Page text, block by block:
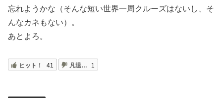
忘れようかな（そんな短い世界一周クルーズはないし、そ
んなカネもない）。
あとよろ。
ヒット！ 41 凡退… 1